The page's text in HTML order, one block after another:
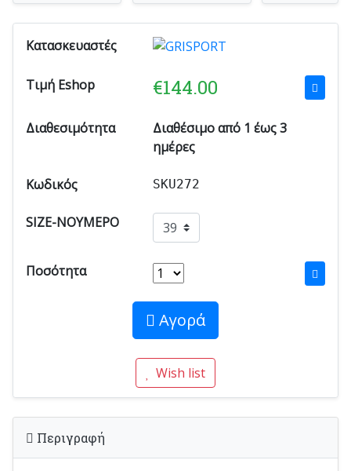
Κατασκευαστές
Τιμή Eshop €144.00
Διαθεσιμότητα
Διαθέσιμο από 1 έως 3
ημέρες
Κωδικός SKU272
SIZE-ΝΟΥΜΕΡΟ
Ποσότητα
Αγορά
Wish list
Περιγραφή